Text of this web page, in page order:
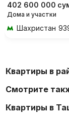
402 600 000
Дома и участки
Шахристан
Квартиры в
Смотрите
Квартиры в